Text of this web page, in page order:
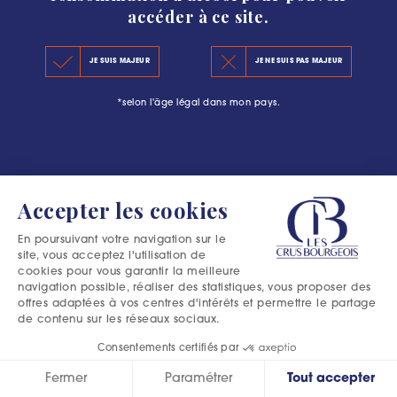
accéder à ce site.
JE SUIS MAJEUR JE NE SUIS PAS MAJEUR
*selon l'âge légal dans mon pays.
Excessive consumption of alcohol is harmful to your health.
Accepter les cookies
En poursuivant votre navigation sur le
site, vous acceptez l'utilisation de
cookies pour vous garantir la meilleure
navigation possible, réaliser des statistiques, vous proposer des
offres adaptées à vos centres d'intérêts et permettre le partage
de contenu sur les réseaux sociaux.
Consentements certifiés par
Fermer Paramétrer Tout accepter